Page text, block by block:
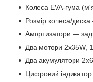
Колеса EVA-гума
Розмір колеса/
Амортизатори —
Два мотори 2х35W,
Два акумулятори
Цифровий індикатор